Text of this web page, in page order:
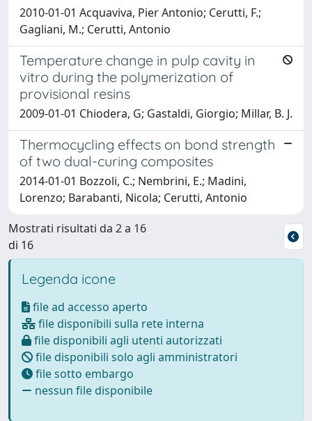
2010-01-01 Acquaviva, Pier Antonio; Cerutti, F.;
Gagliani, M.; Cerutti, Antonio
Temperature change in pulp cavity in
vitro during the polymerization of
provisional resins
2009-01-01 Chiodera, G; Gastaldi, Giorgio; Millar, B. J.
Thermocycling effects on bond strength
of two dual-curing composites
2014-01-01 Bozzoli, C.; Nembrini, E.; Madini,
Lorenzo; Barabanti, Nicola; Cerutti, Antonio
Mostrati risultati da 2 a 16
di 16
Legenda icone
file ad accesso aperto
file disponibili sulla rete interna
file disponibili agli utenti autorizzati
file disponibili solo agli amministratori
file sotto embargo
nessun file disponibile